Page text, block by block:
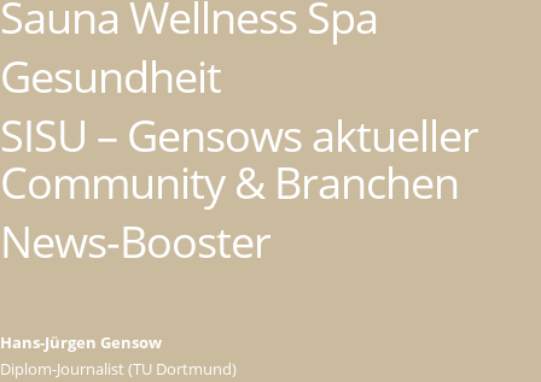
Sauna Wellness Spa
Gesundheit
SISU – Gensows aktueller
Community & Branchen
News-Booster
Hans-Jürgen Gensow
Diplom-Journalist (TU Dortmund)